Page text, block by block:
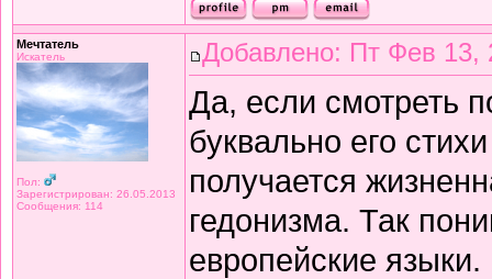
Мечтатель
Искатель
Пол:
Зарегистрирован: 26.05.2013
Сообщения: 114
Добавлено: Пт Фев 13,
Да, если смотреть
буквально его
получается
гедонизма. Так
европейские языки.